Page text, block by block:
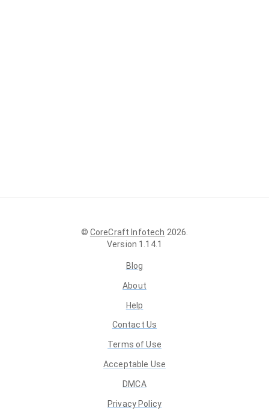
© CoreCraft Infotech 2026
Version 1.14.1
Blog
About
Help
Contact Us
Terms of Use
Acceptable Use
DMCA
Privacy Policy